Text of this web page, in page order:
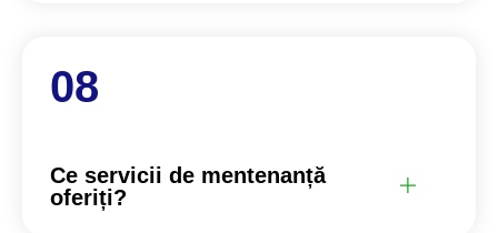
Ce servicii de mentenanță
oferiți?